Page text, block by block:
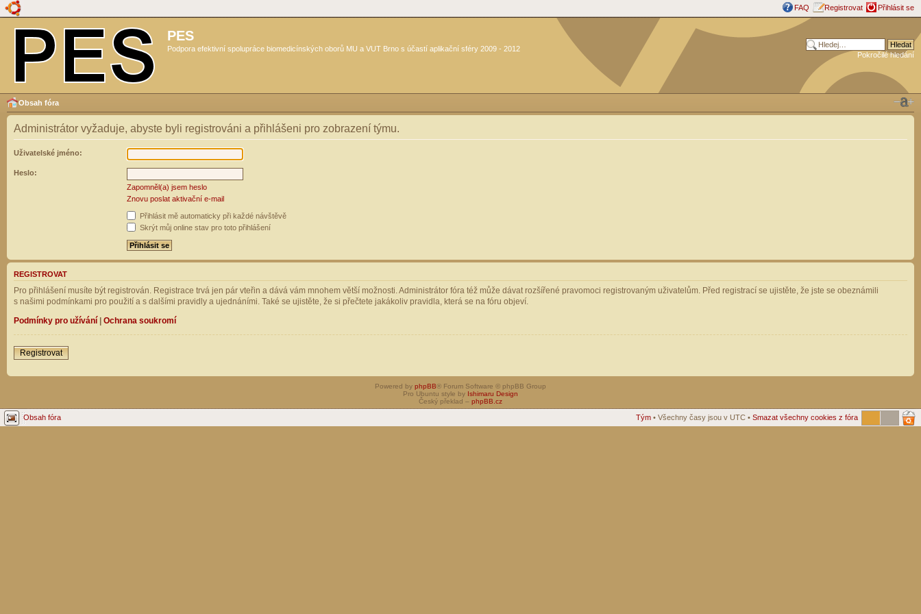
FAQ Registrovat Přihlásit se
PES
Podpora efektivní spolupráce biomedicínských oborů MU a VUT Brno s účastí aplikační sféry 2009 - 2012
Pokročilé hledání
Obsah fóra
Administrátor vyžaduje, abyste byli registrováni a přihlášeni pro zobrazení týmu.
Uživatelské jméno:
Heslo:
Zapomněl(a) jsem heslo
Znovu poslat aktivační e-mail
Přihlásit mě automaticky při každé návštěvě
Skrýt můj online stav pro toto přihlášení
REGISTROVAT
Pro přihlášení musíte být registrován. Registrace trvá jen pár vteřin a dává vám mnohem větší možnosti. Administrátor fóra též může dávat rozšířené pravomoci registrovaným uživatelům. Před registrací se ujistěte, že jste se obeznámili
s našimi podmínkami pro použití a s dalšími pravidly a ujednáními. Také se ujistěte, že si přečtete jakákoliv pravidla, která se na fóru objeví.
Podmínky pro užívání | Ochrana soukromí
Registrovat
Powered by phpBB® Forum Software © phpBB Group
Pro Ubuntu style by Ishimaru Design
Český překlad – phpBB.cz
Obsah fóra Tým • Všechny časy jsou v UTC • Smazat všechny cookies z fóra